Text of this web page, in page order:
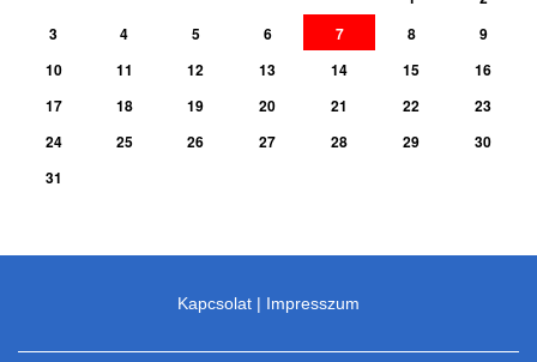
3
4 5 6 7 8
9
10
11 12 13 14 15
16
17
18 19 20 21 22
23
24
25 26 27 28 29
30
31
Kapcsolat | Impresszum